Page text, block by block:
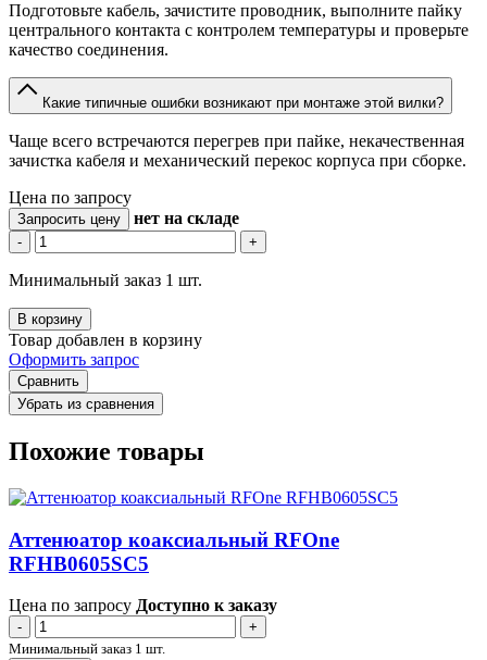
Подготовьте кабель, зачистите проводник, выполните пайку
центрального контакта с контролем температуры и проверьте
качество соединения.
Какие типичные ошибки возникают при монтаже этой вилки?
Чаще всего встречаются перегрев при пайке, некачественная
зачистка кабеля и механический перекос корпуса при сборке.
Цена по запросу
Запросить цену нет на складе
- +
Минимальный заказ 1 шт.
В корзину
Товар добавлен в корзину
Оформить запрос
Сравнить
Убрать из сравнения
Похожие товары
Аттенюатор коаксиальный RFOne
RFHB0605SC5
Цена по запросу Доступно к заказу
-
+
Минимальный заказ 1 шт.